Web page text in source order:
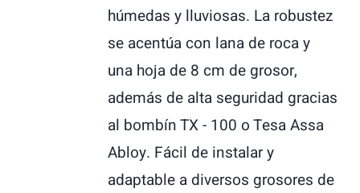
húmedas y lluviosas. La robustez
se acentúa con lana de roca y
una hoja de 8 cm de grosor,
además de alta seguridad gracias
al bombín TX - 100 o Tesa Assa
Abloy. Fácil de instalar y
adaptable a diversos grosores de